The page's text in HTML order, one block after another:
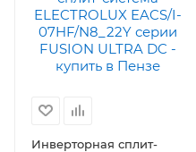
Инверторная сплит-